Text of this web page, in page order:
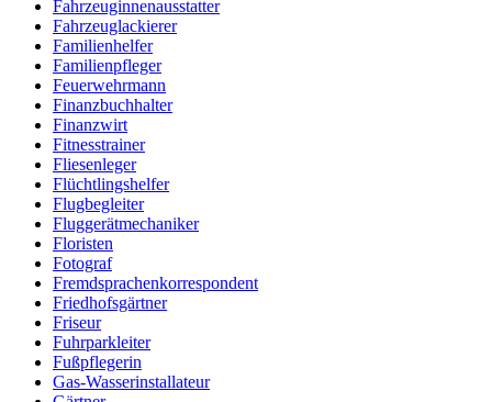
Fahrzeuginnenausstatter
Fahrzeuglackierer
Familienhelfer
Familienpfleger
Feuerwehrmann
Finanzbuchhalter
Finanzwirt
Fitnesstrainer
Fliesenleger
Flüchtlingshelfer
Flugbegleiter
Fluggerätmechaniker
Floristen
Fotograf
Fremdsprachenkorrespondent
Friedhofsgärtner
Friseur
Fuhrparkleiter
Fußpflegerin
Gas-Wasserinstallateur